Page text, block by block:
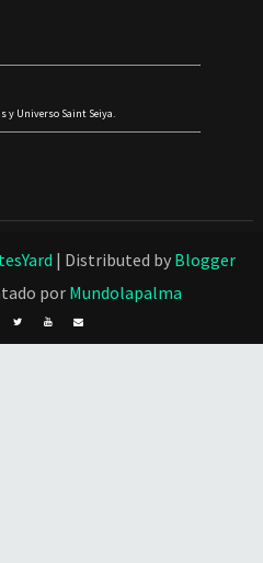
y Universo Saint Seiya.
| Distributed by Blogger
por Mundolapalma